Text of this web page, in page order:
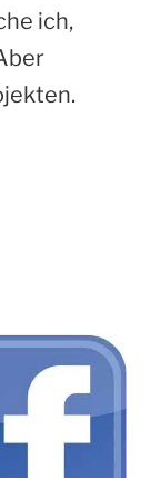
ich,